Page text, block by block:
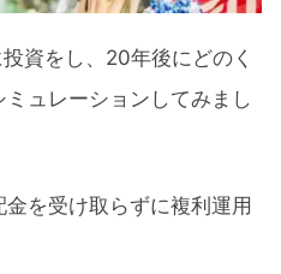
資をし、20年後にどのく
ュレーションしてみまし
を受け取らずに複利運用